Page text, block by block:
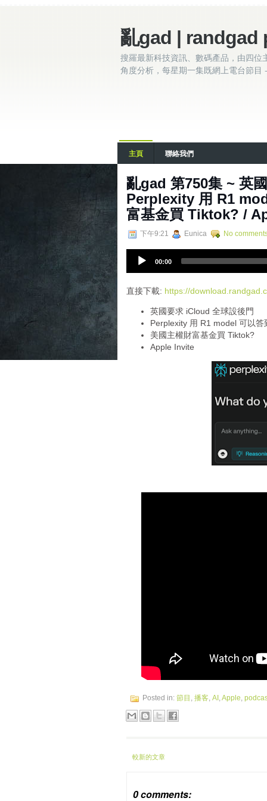
亂gad | randgad
搜羅最新科技資訊、數碼產品，由四位
角度分析，每星期一集既網上電台節目
主頁 聯絡我們
亂‌‌‌gad‌‌‌ ‌‌‌‌‌第‌‌‌750集 ~ 英
Perplexity 用 R1
富基金買 Tiktok? /
下午9:21 Eunica No
i
00:00
直接下載: https://
英國要求 iCloud 全球設後門
Perplexity 用 R1 model 可以答
美國主權財富基金買 Tiktok?
Apple Invite
Posted in: 節目 , 播客, AI ,Apple,
較新的文章
0 comments: